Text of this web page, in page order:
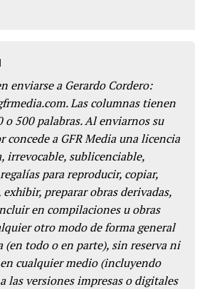
enviarse a Gerardo Cordero:
Las columnas tienen
o 500 palabras. Al enviarnos su
concede a GFR Media una licencia
irrevocable, sublicenciable,
para reproducir, copiar,
preparar obras derivadas,
en compilaciones u obras
otro modo de forma general
todo o en parte), sin reserva ni
cualquier medio (incluyendo
las versiones impresas o digitales